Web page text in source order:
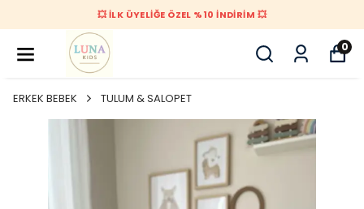
💥 İLK ÜYELİĞE ÖZEL %10 İNDİRİM 💥
0
ERKEK BEBEK TULUM & SALOPET